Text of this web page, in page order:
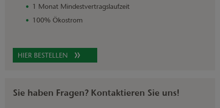
1 Monat Mindestvertragslaufzeit
100% Ökostrom
HIER BESTELLEN
Sie haben Fragen? Kontaktieren Sie uns!